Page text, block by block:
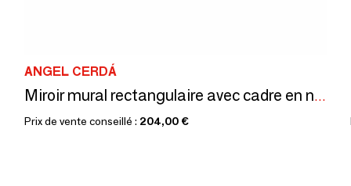
ANGEL CERDÁ
Miroir mural rectangulaire avec cadre en noyer
Prix de vente conseillé : 204,00 €